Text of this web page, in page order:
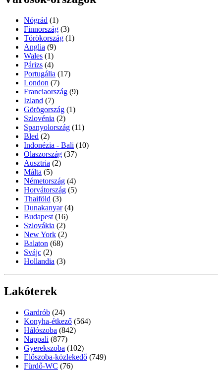
Nógrád (1)
Finnország (3)
Törökország (1)
Anglia (9)
Wales (1)
Párizs (4)
Portugália (17)
London (7)
Franciaország (9)
Izland (7)
Görögország (1)
Szlovénia (2)
Spanyolország (11)
Bled (2)
Indonézia - Bali (10)
Olaszország (37)
Ausztria (2)
Málta (5)
Németország (4)
Horvátország (5)
Thaiföld (3)
Dunakanyar (4)
Budapest (16)
Szlovákia (2)
New York (2)
Balaton (68)
Svájc (2)
Hollandia (3)
Lakóterek
Gardrób (24)
Konyha-étkező (564)
Hálószoba (842)
Nappali (877)
Gyerekszoba (102)
Előszoba-közlekedő (749)
Fürdő-WC (76)